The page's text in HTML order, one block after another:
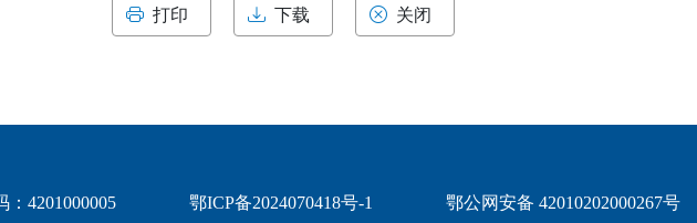
打印 下载 关闭
4201000005 鄂ICP备2024070418号-1 鄂公网安备 42010202000267号